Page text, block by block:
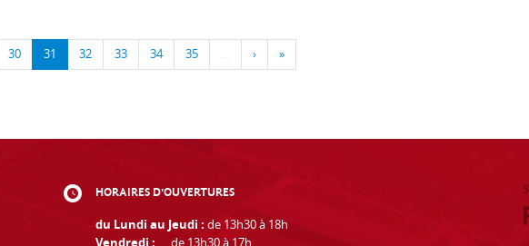
30 31 32 33 34 35 … › »
HORAIRES D'OUVERTURES
du Lundi au Jeudi : de 13h30 à 18h
Vendredi :
de 13h30 à 17h